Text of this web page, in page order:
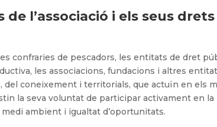
de l’associació i els seus
confraries de pescadors, les entitats de dret
les associacions, fundacions i altres
del coneixement i territorials, que actuïn en els
la seva voluntat de participar activament en
ambient i igualtat d’oportunitats.